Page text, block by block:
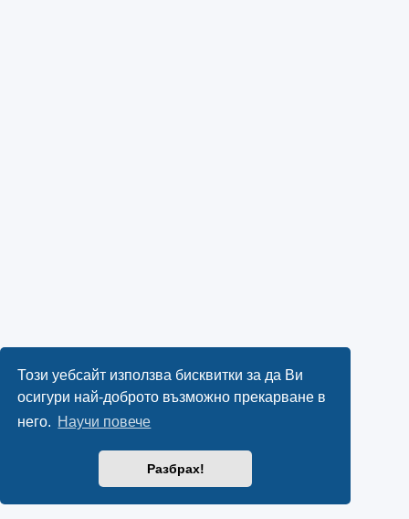
Този уебсайт използва бисквитки за да Ви
осигури най-доброто възможно прекарване в
него. Научи повече
Разбрах!